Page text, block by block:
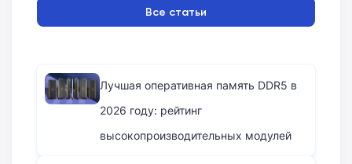
Все статьи
Лучшая оперативная память DDR5 в
2026 году: рейтинг
высокопроизводительных модулей